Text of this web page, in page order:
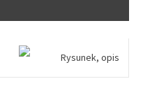
Rysunek, opis